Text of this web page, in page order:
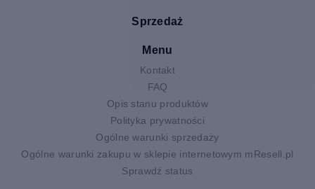
Sprzedaż
Menu
Kontakt
FAQ
Opis stanu produktów
Polityka prywatności
Ogólne warunki sprzedaży
Ogólne warunki zakupu w sklepie internetowym mResell.pl
Sprawdź status